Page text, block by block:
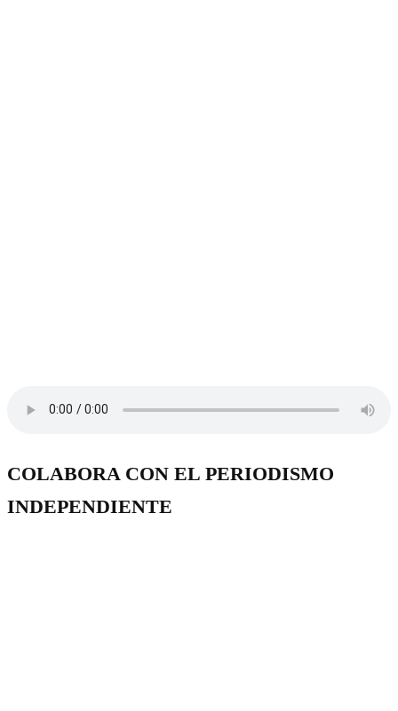
COLABORA CON EL PERIODISMO
INDEPENDIENTE